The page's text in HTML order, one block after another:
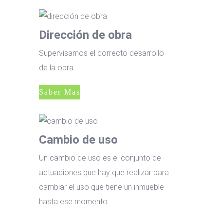
Dirección de obra
Supervisamos el correcto desarrollo
de la obra.
Saber Mas
Cambio de uso
Un cambio de uso es el conjunto de
actuaciones que hay que realizar para
cambiar el uso que tiene un inmueble
hasta ese momento.